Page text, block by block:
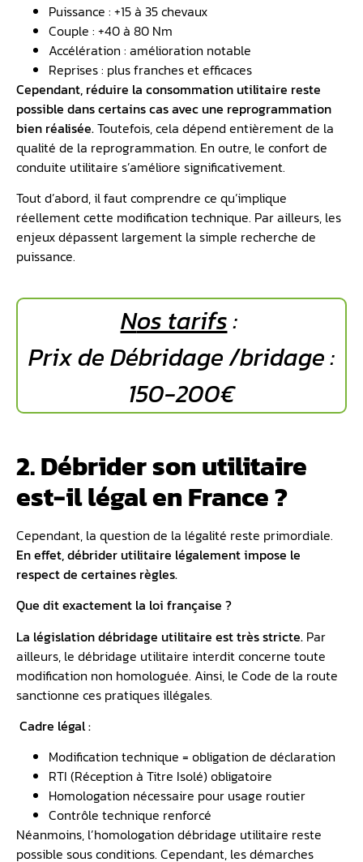
Puissance : +15 à 35 chevaux
Couple : +40 à 80 Nm
Accélération : amélioration notable
Reprises : plus franches et efficaces
Cependant, réduire la consommation utilitaire reste
possible dans certains cas avec une reprogrammation
bien réalisée.Toutefois, cela dépend entièrement de la
qualité de la reprogrammation. En outre, le confort de
conduite utilitaire s’améliore significativement.
Tout d’abord, il faut comprendre ce qu’implique
réellement cette modification technique. Par ailleurs, les
enjeux dépassent largement la simple recherche de
puissance.
Nos tarifs:
Prix de Débridage /bridage :
150-200€
2. Débrider son utilitaire
est-il légal en France ?
Cependant, la question de la légalité reste primordiale.
En effet, débrider utilitaire légalement impose le
respect de certaines règles.
Que dit exactement la loi française ?
La législation débridage utilitaire est très stricte. Par
ailleurs, le débridage utilitaire interdit concerne toute
modification non homologuée. Ainsi, le Code de la route
sanctionne ces pratiques illégales.
️ Cadre légal :
Modification technique = obligation de déclaration
RTI (Réception à Titre Isolé) obligatoire
Homologation nécessaire pour usage routier
Contrôle technique renforcé
Néanmoins, l’homologation débridage utilitaire reste
possible sous conditions. Cependant, les démarches